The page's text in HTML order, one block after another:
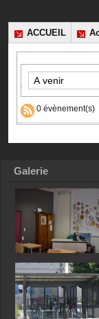
ACCUEIL
0 évènement(s)
Galerie